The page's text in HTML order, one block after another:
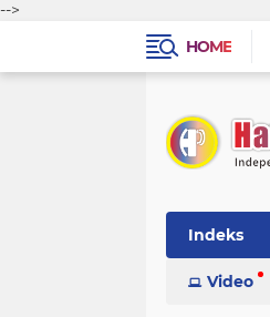
-->
HOME
Indeks
Video